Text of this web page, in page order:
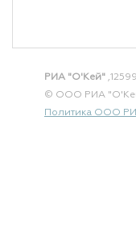
РИА "О'Кей"
© ООО РИА
Политика ООО